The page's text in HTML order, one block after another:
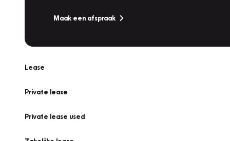
Maak een afspraak
Lease
Private lease
Private lease used